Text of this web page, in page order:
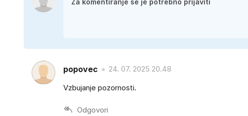
popovec
24. 07. 2025 20.48
Vzbujanje pozornosti.
Odgovori